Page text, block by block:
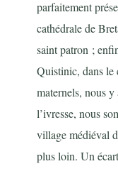
parfaitement
cathédrale de
saint patron ;
Quistinic, dans le
maternels, nous
l’ivresse, nous
village médiéval
plus loin. Un